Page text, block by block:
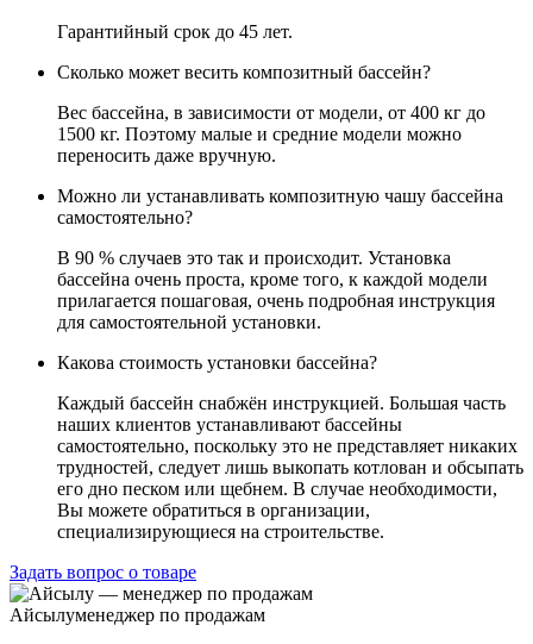
Гарантийный срок до 45 лет.
Сколько может весить композитный бассейн?
Вес бассейна, в зависимости от модели, от 400 кг до
1500 кг. Поэтому малые и средние модели можно
переносить даже вручную.
Можно ли устанавливать композитную чашу бассейна
самостоятельно?
В 90 % случаев это так и происходит. Установка
бассейна очень проста, кроме того, к каждой модели
прилагается пошаговая, очень подробная инструкция
для самостоятельной установки.
Какова стоимость установки бассейна?
Каждый бассейн снабжён инструкцией. Большая часть
наших клиентов устанавливают бассейны
самостоятельно, поскольку это не представляет никаких
трудностей, следует лишь выкопать котлован и обсыпать
его дно песком или щебнем. В случае необходимости,
Вы можете обратиться в организации,
специализирующиеся на строительстве.
Задать вопрос о товаре
Айсылуменеджер по продажам